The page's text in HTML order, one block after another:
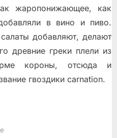
жаропонижающее, как
в вино и пиво.
добавляют, делают
древние греки плели из
короны, отсюда и
гвоздики carnation.